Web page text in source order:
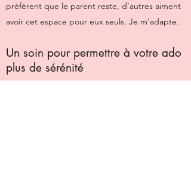
préfèrent que le parent reste, d’autres aiment
avoir cet espace pour eux seuls. Je m’adapte.
Un soin pour permettre à votre ado
plus de sérénité